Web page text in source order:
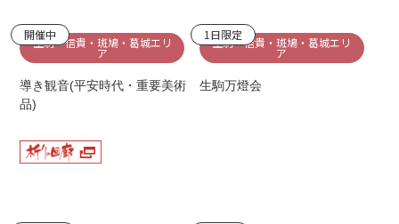
開催中
生駒・信貴・斑鳩・葛城エリ
ア
導き観音(平安時代・重要美術
品)
1日限定
生駒・信貴・斑鳩・葛城エリ
ア
生駒万燈会